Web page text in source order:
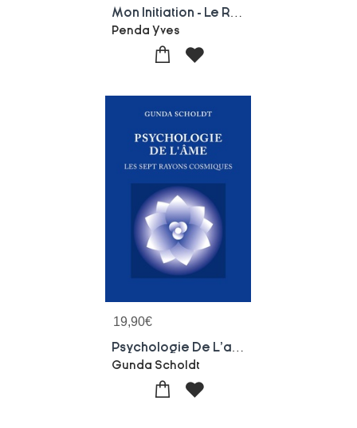
Penda Yves
19,90€
Gunda Scholdt